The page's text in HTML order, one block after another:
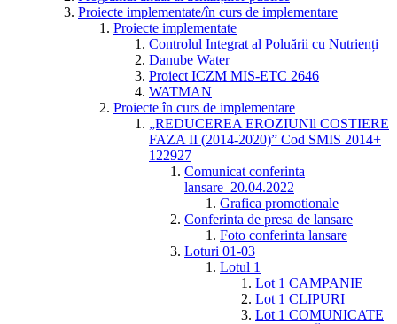
Proiecte implementate/în curs de implementare
Proiecte implementate
Controlul Integrat al Poluării cu Nutrienți
Danube Water
Proiect ICZM MIS-ETC 2646
WATMAN
Proiecte în curs de implementare
„REDUCEREA EROZIUNll COSTIERE
FAZA II (2014-2020)” Cod SMIS 2014+
122927
Comunicat conferinta
lansare_20.04.2022
Grafica promotionale
Conferinta de presa de lansare
Foto conferinta lansare
Loturi 01-03
Lotul 1
Lot 1 CAMPANIE
Lot 1 CLIPURI
Lot 1 COMUNICATE